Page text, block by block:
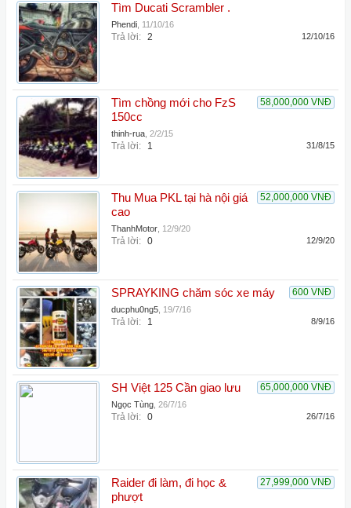
Tìm Ducati Scrambler .
Phendi 11/10/16
Trả lời: 2 12/10/16
58,000,000 VNĐ
Tìm chồng mới cho FzS
150cc
thinh-rua 2/2/15
Trả lời: 1 31/8/15
52,000,000 VNĐ
Thu Mua PKL tại hà nội giá
cao
ThanhMotor 12/9/20
Trả lời: 0 12/9/20
600 VNĐ
SPRAYKING chăm sóc xe máy
ducphu0ng5 19/7/16
Trả lời: 1 8/9/16
65,000,000 VNĐ
SH Việt 125 Cần giao lưu
Ngọc Tùng 26/7/16
Trả lời: 0 26/7/16
27,999,000 VNĐ
Raider đi làm, đi học &
phượt